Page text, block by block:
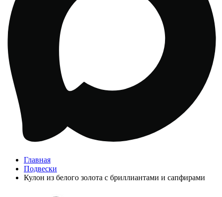
Главная
Подвески
Кулон из белого золота с бриллиантами и сапфирами